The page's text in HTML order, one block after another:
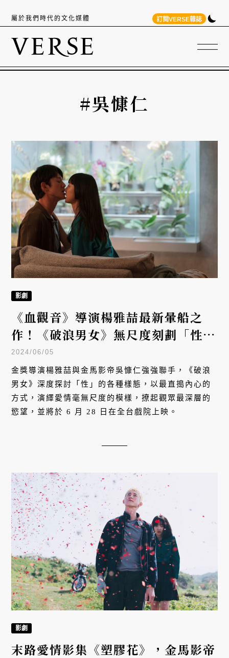
屬於我們時代的文化媒體 訂閱VERSE雜誌
#吳慷仁
影劇
《血觀音》導演楊雅喆最新暈船之
作！《破浪男女》無尺度刻劃「性」
的各種模樣
2024/06/05
金獎導演楊雅喆與金馬影帝吳慷仁強強聯手，《破浪
男女》深度探討「性」的各種樣態，以最直搗內心的
方式，演繹愛情毫無尺度的模樣，撩起觀眾最深層的
慾望，並將於 6 月 28 日在全台戲院上映。
影劇
末路愛情影集《塑膠花》，金馬影帝